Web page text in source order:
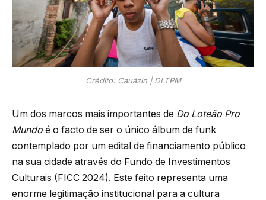
Crédito: Cauãzin | DLTPM
Um dos marcos mais importantes de Do Loteão Pro
Mundo é o facto de ser o único álbum de funk
contemplado por um edital de financiamento público
na sua cidade através do Fundo de Investimentos
Culturais (FICC 2024). Este feito representa uma
enorme legitimação institucional para a cultura